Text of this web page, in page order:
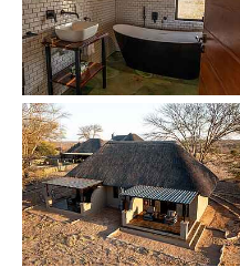
Show larger version